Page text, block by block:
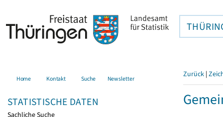
Home Kontakt Suche Newsletter
STATISTISCHE DATEN
Sachliche Suche
Zurück |